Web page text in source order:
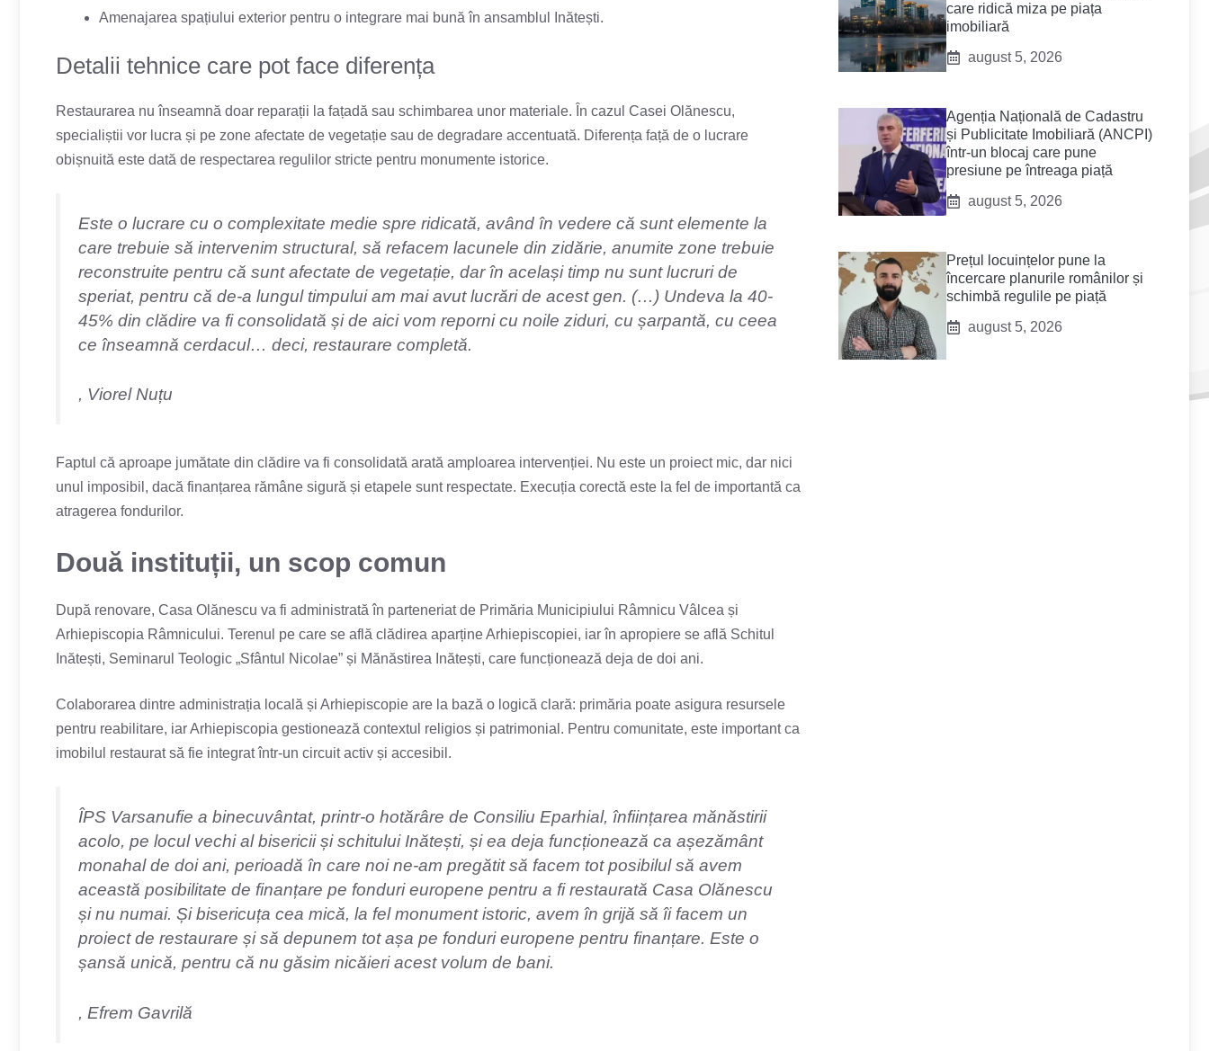
Amenajarea spațiului exterior pentru o integrare mai bună în ansamblul Inătești.
Detalii tehnice care pot face diferența
Restaurarea nu înseamnă doar reparații la fațadă sau schimbarea unor materiale. În cazul Casei Olănescu,
specialiștii vor lucra și pe zone afectate de vegetație sau de degradare accentuată. Diferența față de o lucrare
obișnuită este dată de respectarea regulilor stricte pentru monumente istorice.
Este o lucrare cu o complexitate medie spre ridicată, având în vedere că sunt elemente la
care trebuie să intervenim structural, să refacem lacunele din zidărie, anumite zone trebuie
reconstruite pentru că sunt afectate de vegetație, dar în același timp nu sunt lucruri de
speriat, pentru că de-a lungul timpului am mai avut lucrări de acest gen. (…) Undeva la 40-
45% din clădire va fi consolidată și de aici vom reporni cu noile ziduri, cu șarpantă, cu ceea
ce înseamnă cerdacul… deci, restaurare completă.
, Viorel Nuțu
Faptul că aproape jumătate din clădire va fi consolidată arată amploarea intervenției. Nu este un proiect mic, dar nici
unul imposibil, dacă finanțarea rămâne sigură și etapele sunt respectate. Execuția corectă este la fel de importantă ca
atragerea fondurilor.
Două instituții, un scop comun
După renovare, Casa Olănescu va fi administrată în parteneriat de Primăria Municipiului Râmnicu Vâlcea și
Arhiepiscopia Râmnicului. Terenul pe care se află clădirea aparține Arhiepiscopiei, iar în apropiere se află Schitul
Inătești, Seminarul Teologic „Sfântul Nicolae” și Mănăstirea Inătești, care funcționează deja de doi ani.
Colaborarea dintre administrația locală și Arhiepiscopie are la bază o logică clară: primăria poate asigura resursele
pentru reabilitare, iar Arhiepiscopia gestionează contextul religios și patrimonial. Pentru comunitate, este important ca
imobilul restaurat să fie integrat într-un circuit activ și accesibil.
ÎPS Varsanufie a binecuvântat, printr-o hotărâre de Consiliu Eparhial, înființarea mănăstirii
acolo, pe locul vechi al bisericii și schitului Inătești, și ea deja funcționează ca așezământ
monahal de doi ani, perioadă în care noi ne-am pregătit să facem tot posibilul să avem
această posibilitate de finanțare pe fonduri europene pentru a fi restaurată Casa Olănescu
și nu numai. Și bisericuța cea mică, la fel monument istoric, avem în grijă să îi facem un
proiect de restaurare și să depunem tot așa pe fonduri europene pentru finanțare. Este o
șansă unică, pentru că nu găsim nicăieri acest volum de bani.
, Efrem Gavrilă
care ridică miza pe piața
imobiliară
august 5, 2026
Agenția Națională de Cadastru
și Publicitate Imobiliară (ANCPI)
într-un blocaj care pune
presiune pe întreaga piață
august 5, 2026
Prețul locuințelor pune la
încercare planurile românilor și
schimbă regulile pe piață
august 5, 2026